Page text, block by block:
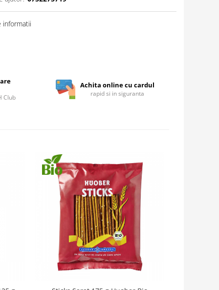
informatii
Club
Achita online cu cardul
rapid si in siguranta